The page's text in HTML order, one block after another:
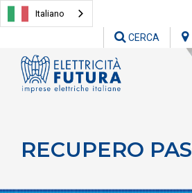
Italiano
CERCA
RECUPERO